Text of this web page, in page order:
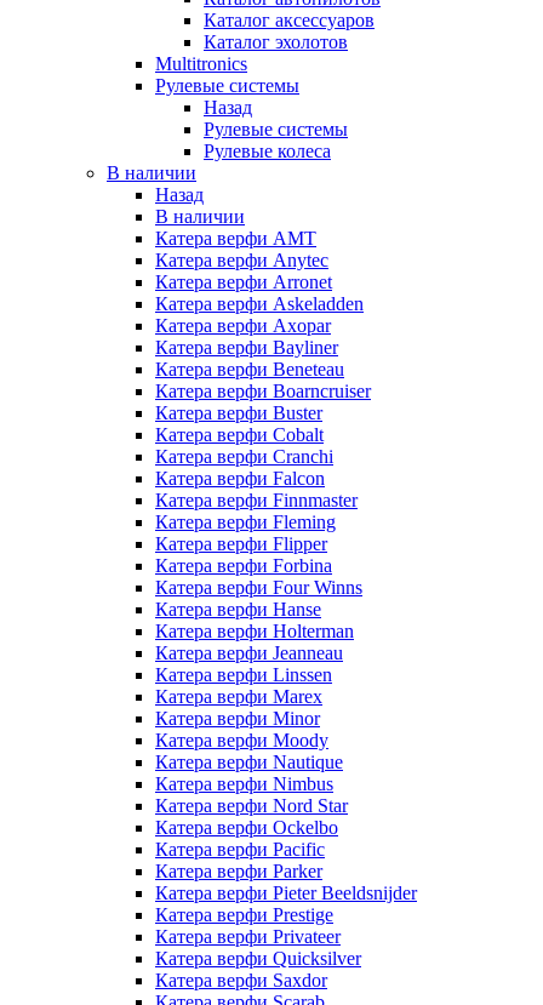
Каталог аксессуаров
Каталог эхолотов
Multitronics
Рулевые системы
Назад
Рулевые системы
Рулевые колеса
В наличии
Назад
В наличии
Катера верфи AMT
Катера верфи Anytec
Катера верфи Arronet
Катера верфи Askeladden
Катера верфи Axopar
Катера верфи Bayliner
Катера верфи Beneteau
Катера верфи Boarncruiser
Катера верфи Buster
Катера верфи Cobalt
Катера верфи Cranchi
Катера верфи Falcon
Катера верфи Finnmaster
Катера верфи Fleming
Катера верфи Flipper
Катера верфи Forbina
Катера верфи Four Winns
Катера верфи Hanse
Катера верфи Holterman
Катера верфи Jeanneau
Катера верфи Linssen
Катера верфи Marex
Катера верфи Minor
Катера верфи Moody
Катера верфи Nautique
Катера верфи Nimbus
Катера верфи Nord Star
Катера верфи Ockelbo
Катера верфи Pacific
Катера верфи Parker
Катера верфи Pieter Beeldsnijder
Катера верфи Prestige
Катера верфи Privateer
Катера верфи Quicksilver
Катера верфи Saxdor